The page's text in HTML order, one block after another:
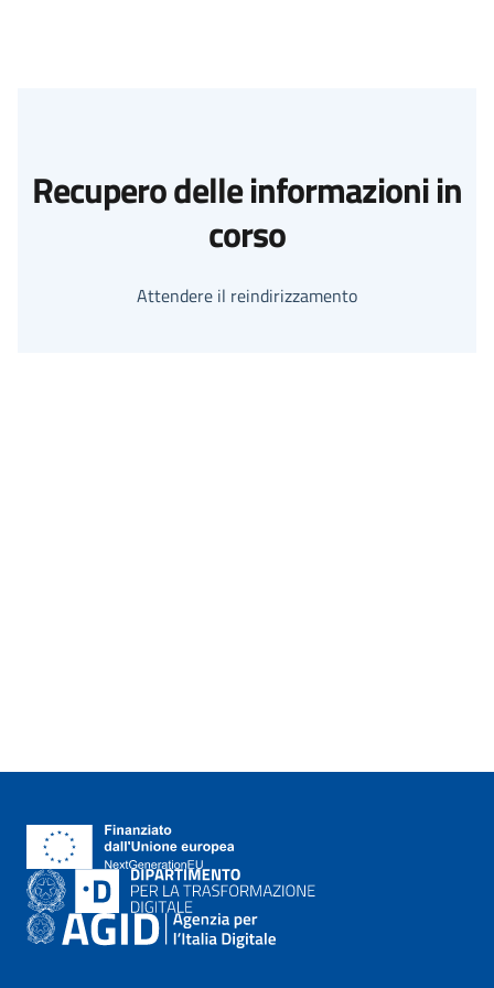
Recupero delle informazioni in
corso
Attendere il reindirizzamento